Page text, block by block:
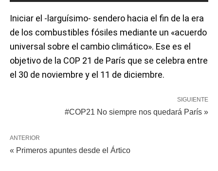
Iniciar el -larguísimo- sendero hacia el fin de la era
de los combustibles fósiles mediante un «acuerdo
universal sobre el cambio climático». Ese es el
objetivo de la COP 21 de París que se celebra entre
el 30 de noviembre y el 11 de diciembre.
SIGUIENTE
#COP21 No siempre nos quedará París »
ANTERIOR
« Primeros apuntes desde el Ártico